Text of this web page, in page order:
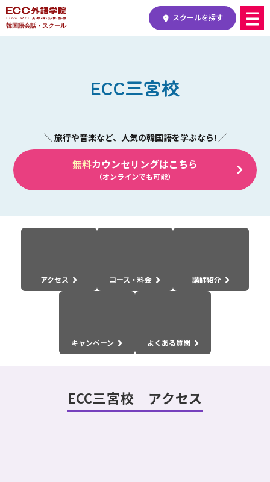
韓国語会話・スクール
スクールを探す
ECC三宮校
無料カウンセリングはこちら
（オンラインでも可能）
アクセス コース・料金 講師紹介
キャンペーン よくある質問
ECC三宮校 アクセス